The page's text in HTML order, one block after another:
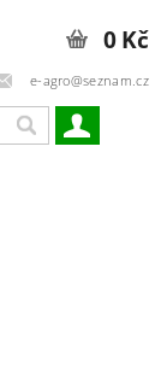
e-agro@seznam.cz
0 Kč